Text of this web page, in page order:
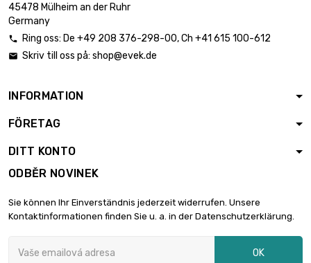
45478 Mülheim an der Ruhr
Germany
 Ring oss: De +49 208 376-298-00, Ch +41 615 100-612
 Skriv till oss på: shop@evek.de
INFORMATION
FÖRETAG
DITT KONTO
ODBĚR NOVINEK
Sie können Ihr Einverständnis jederzeit widerrufen. Unsere
Kontaktinformationen finden Sie u. a. in der Datenschutzerklärung.
OK